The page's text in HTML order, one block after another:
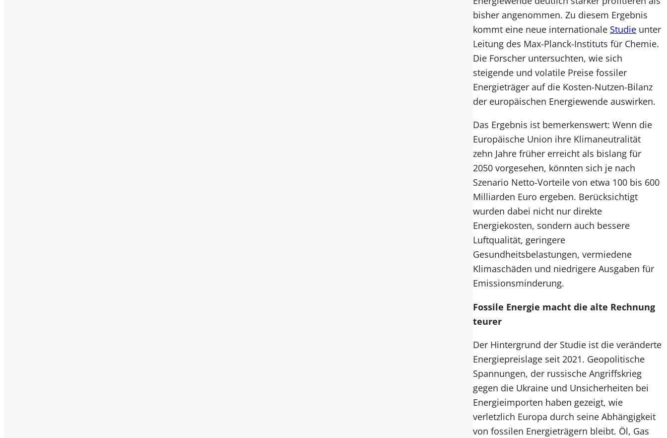
bisher angenommen. Zu diesem Ergebnis
kommt eine neue internationale Studie unter
Leitung des Max-Planck-Instituts für Chemie.
Die Forscher untersuchten, wie sich
steigende und volatile Preise fossiler
Energieträger auf die Kosten-Nutzen-Bilanz
der europäischen Energiewende auswirken.
Das Ergebnis ist bemerkenswert: Wenn die
Europäische Union ihre Klimaneutralität
zehn Jahre früher erreicht als bislang für
2050 vorgesehen, könnten sich je nach
Szenario Netto-Vorteile von etwa 100 bis 600
Milliarden Euro ergeben. Berücksichtigt
wurden dabei nicht nur direkte
Energiekosten, sondern auch bessere
Luftqualität, geringere
Gesundheitsbelastungen, vermiedene
Klimaschäden und niedrigere Ausgaben für
Emissionsminderung.
Fossile Energie macht die alte Rechnung
teurer
Der Hintergrund der Studie ist die veränderte
Energiepreislage seit 2021. Geopolitische
Spannungen, der russische Angriffskrieg
gegen die Ukraine und Unsicherheiten bei
Energieimporten haben gezeigt, wie
verletzlich Europa durch seine Abhängigkeit
von fossilen Energieträgern bleibt. Öl, Gas